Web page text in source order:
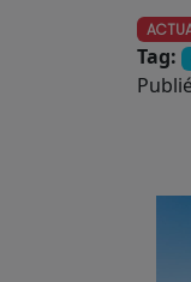
Tag: